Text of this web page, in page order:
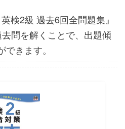
検2級 過去6回全問題集』
去問を解くことで、出題傾
きます。